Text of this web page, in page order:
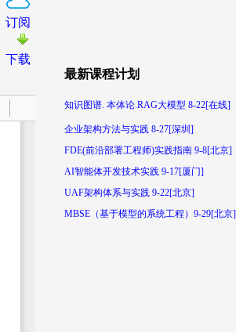
订阅
下载
最新课程计划
知识图谱. 本体论.RAG大模型 8-22[在线]
企业架构方法与实践 8-27[深圳]
FDE(前沿部署工程师)实践指南 9-8[北京]
AI智能体开发技术实践 9-17[厦门]
UAF架构体系与实践 9-22[北京]
MBSE（基于模型的系统工程）9-29[北京]